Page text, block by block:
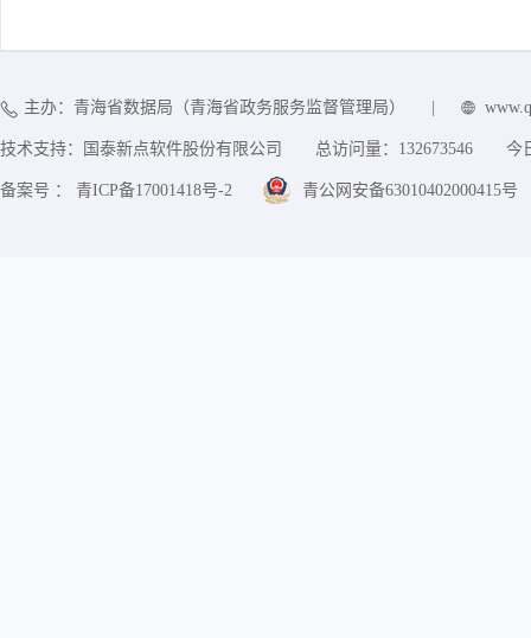
主办：青海省数据局（青海省政务服务监督管理局）
技术支持：国泰新点软件股份有限公司 总访问量： 132673546 今
备案号 ： 青ICP备17001418号-2 青公网安备63010402000415号